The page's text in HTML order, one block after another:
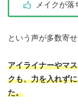
メイクが落
という声が多数寄
アイライナーやマ
クも、力を入れず
た。